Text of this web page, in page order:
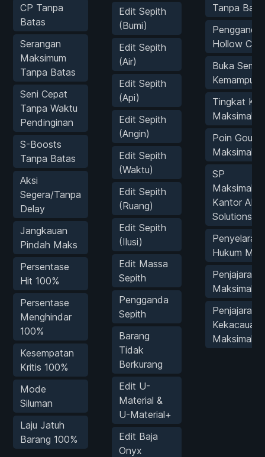
CP Tanpa
Batas
Serangan
Maksimum
Tanpa Batas
Seni Cepat
Tanpa Waktu
Pendinginan
S-Boosts
Tanpa Batas
Aksi
Segera/Tanpa
Delay
Jangkauan
Pindah Maks
Persentase
Hit 100%
Persentase
Menghindar
100%
Kesempatan
Kritis 100%
Mode
Siluman
Laju Jatuh
Barang 100%
Edit Sepith
(Bumi)
Edit Sepith
(Air)
Edit Sepith
(Api)
Edit Sepith
(Angin)
Edit Sepith
(Waktu)
Edit Sepith
(Ruang)
Edit Sepith
(Ilusi)
Edit Massa
Sepith
Pengganda
Sepith
Barang
Tidak
Berkurang
Edit U-
Material &
U-Material+
Edit Baja
Onyx
Tanpa
Pengganda
Hollow
Buka
Tingkat
Maksimal
Poin
Maksimal
SP
Maksimal/
Kantor
Solutions
Hukum
Penjajaran
Maksimal
Penjajaran
Kekacauan
Maksimal